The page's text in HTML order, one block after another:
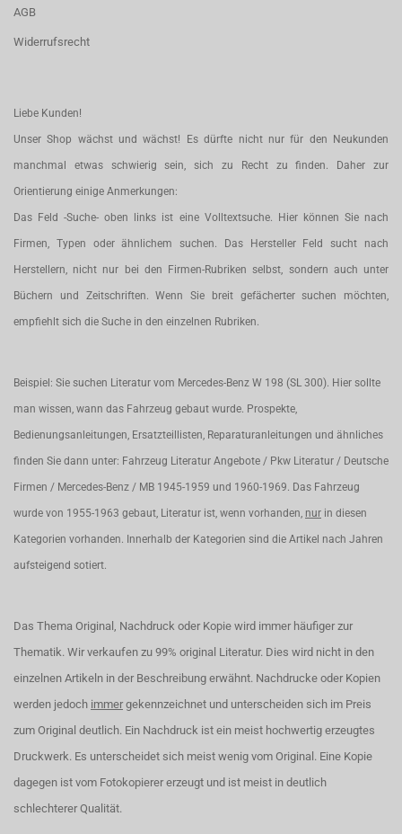
AGB
Widerrufsrecht
Liebe Kunden!
Unser Shop wächst und wächst! Es dürfte nicht nur für den Neukunden
manchmal etwas schwierig sein, sich zu Recht zu finden. Daher zur
Orientierung einige Anmerkungen:
Das Feld -Suche- oben links ist eine Volltextsuche. Hier können Sie nach
Firmen, Typen oder ähnlichem suchen. Das Hersteller Feld sucht nach
Herstellern, nicht nur bei den Firmen-Rubriken selbst, sondern auch unter
Büchern und Zeitschriften. Wenn Sie breit gefächerter suchen möchten,
empfiehlt sich die Suche in den einzelnen Rubriken.
Beispiel: Sie suchen Literatur vom Mercedes-Benz W 198 (SL 300). Hier sollte
man wissen, wann das Fahrzeug gebaut wurde. Prospekte,
Bedienungsanleitungen, Ersatzteillisten, Reparaturanleitungen und ähnliches
finden Sie dann unter: Fahrzeug Literatur Angebote / Pkw Literatur / Deutsche
Firmen / Mercedes-Benz / MB 1945-1959 und 1960-1969. Das Fahrzeug
wurde von 1955-1963 gebaut, Literatur ist, wenn vorhanden, nur in diesen
Kategorien vorhanden. Innerhalb der Kategorien sind die Artikel nach Jahren
aufsteigend sotiert.
Das Thema Original, Nachdruck oder Kopie wird immer häufiger zur
Thematik. Wir verkaufen zu 99% original Literatur. Dies wird nicht in den
einzelnen Artikeln in der Beschreibung erwähnt. Nachdrucke oder Kopien
werden jedoch immer gekennzeichnet und unterscheiden sich im Preis
zum Original deutlich. Ein Nachdruck ist ein meist hochwertig erzeugtes
Druckwerk. Es unterscheidet sich meist wenig vom Original. Eine Kopie
dagegen ist vom Fotokopierer erzeugt und ist meist in deutlich
schlechterer Qualität.